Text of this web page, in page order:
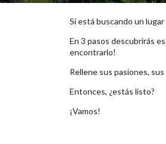
Si está buscando un
En 3 pasos descubrirás
encontrarlo!
Rellene sus pasiones,
Entonces, ¿estás listo?
¡Vamos!